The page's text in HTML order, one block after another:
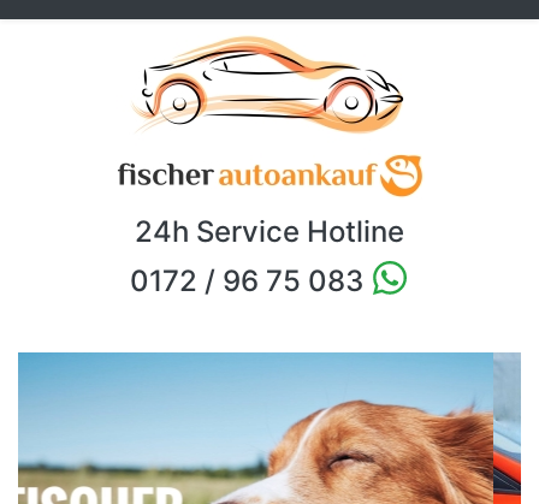
24h Service Hotline
0172 / 96 75 083